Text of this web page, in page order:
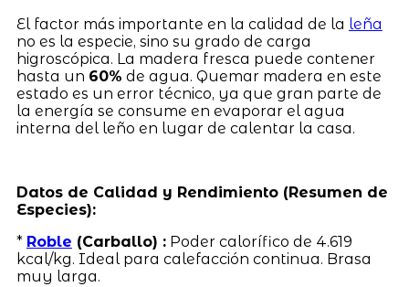
El factor más importante en la calidad de la leña
no es la especie, sino su grado de carga
higroscópica. La madera fresca puede contener
hasta un 60% de agua. Quemar madera en este
estado es un error técnico, ya que gran parte de
la energía se consume en evaporar el agua
interna del leño en lugar de calentar la casa.
Datos de Calidad y Rendimiento (Resumen de
Especies):
* Roble (Carballo) :Poder calorífico de 4.619
kcal/kg. Ideal para calefacción continua. Brasa
muy larga.